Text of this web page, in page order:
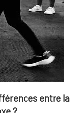
entre la
?